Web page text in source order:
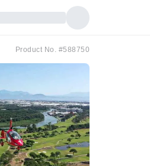
Product No. #588750